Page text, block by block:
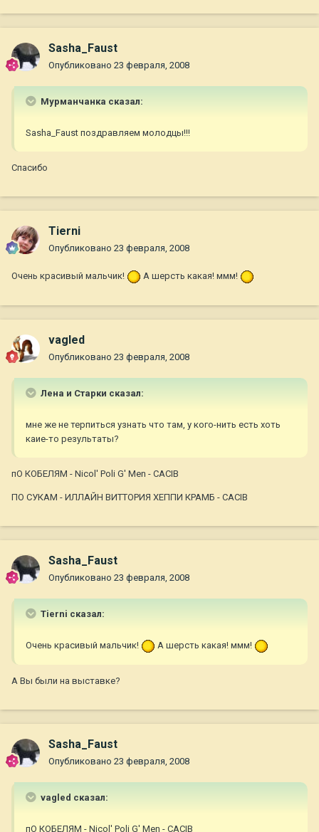
Sasha_Faust
Опубликовано 23 февраля, 2008
Мурманчанка сказал:
Sasha_Faust поздравляем молодцы!!!
Спасибо
Tierni
Опубликовано 23 февраля, 2008
Очень красивый мальчик! А шерсть какая! ммм!
vagled
Опубликовано 23 февраля, 2008
Лена и Старки сказал:
мне же не терпиться узнать что там, у кого-нить есть хоть
каие-то результаты?
пО КОБЕЛЯМ - Nicol' Poli G' Men - CACIB
ПО СУКАМ - ИЛЛАЙН ВИТТОРИЯ ХЕППИ КРАМБ - CACIB
Sasha_Faust
Опубликовано 23 февраля, 2008
Tierni сказал:
Очень красивый мальчик! А шерсть какая! ммм!
А Вы были на выставке?
Sasha_Faust
Опубликовано 23 февраля, 2008
vagled сказал:
пО КОБЕЛЯМ - Nicol' Poli G' Men - CACIB